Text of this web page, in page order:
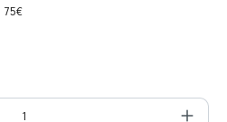
den gewünschten